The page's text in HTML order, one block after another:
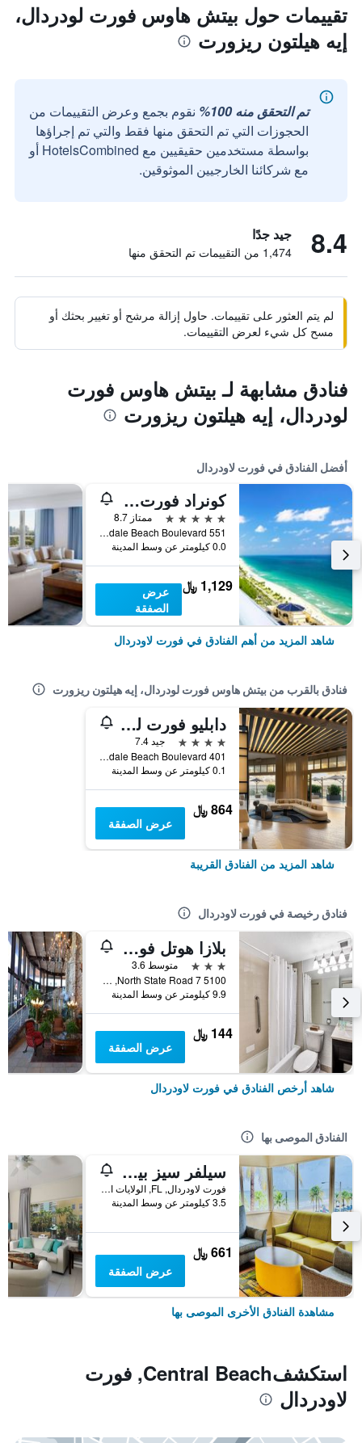
تقييمات حول بيتش هاوس فورت لودردال،
إيه هيلتون ريزورت
تم التحقق منه 100%
نقوم بجمع وعرض التقييمات من
الحجوزات التي تم التحقق منها فقط والتي تم إجراؤها
بواسطة مستخدمين حقيقيين مع HotelsCombined أو
مع شركائنا الخارجيين الموثوقين.
8.4 جيد جدًا
1,474 من التقييمات تم التحقق منها
لم يتم العثور على تقييمات. حاول إزالة مرشح أو تغيير بحثك أو
مسح كل شيء لعرض التقييمات.
فنادق مشابهة لـ بيتش هاوس فورت
لودردال، إيه هيلتون ريزورت
أفضل الفنادق في فورت لاودردال
كونراد فورت لوديرديل بيتش
5 نجوم
ممتاز 8.7
551 North Fort Lauderdale Beach Boulevard, فورت لاودردال, FL, الولايات المتحدة الأميريكية
0.0 كيلومتر عن وسط المدينة
1,129 ﷼
عرض
الصفقة
شاهد المزيد من أهم الفنادق في فورت لاودردال
فنادق بالقرب من بيتش هاوس فورت لودردال، إيه هيلتون ريزورت
دابليو فورت لودرديل
4 نجوم
جيد 7.4
401 North Fort Lauderdale Beach Boulevard, فورت لاودردال, FL, الولايات المتحدة الأميريكية
0.1 كيلومتر عن وسط المدينة
864 ﷼
عرض الصفقة
شاهد المزيد من الفنادق القريبة
فنادق رخيصة في فورت لاودردال
بلازا هوتل فورت لودردايل
3 نجوم
متوسط 3.6
5100 North State Road 7, فورت لاودردال, FL, الولايات المتحدة الأميريكية
9.9 كيلومتر عن وسط المدينة
144 ﷼
عرض الصفقة
شاهد أرخص الفنادق في فورت لاودردال
الفنادق الموصى بها
سيلفر سيز بيتش ريزورت
فورت لاودردال, FL, الولايات المتحدة الأميريكية
3.5 كيلومتر عن وسط المدينة
661 ﷼
عرض الصفقة
مشاهدة الفنادق الأخرى الموصى بها
استكشفCentral Beach, فورت
لاودردال